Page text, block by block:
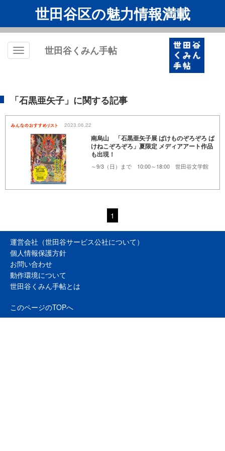
世田谷区の魅力情報満載
Toggle
世田谷くみん手帖
「石黒亜矢子」に関する記事
2023.06.22
南烏山 「石黒亜矢子展 ばけものぞろぞろ ば
けねこぞろぞろ」夏限定 メディアアート作品
も出現！
～9/3（日）まで 10:00～18:00 世田谷文学館
1
運営会社（世田谷サービス公社について）
個人情報保護方針
お問い合わせ
動作環境について
世田谷くみん手帖とは
このページのTOPへ